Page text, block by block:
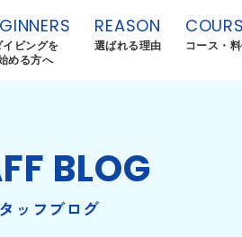
イビングを
める方へ
REASON
選ばれる理由 コース・
BLOG
ッフブログ